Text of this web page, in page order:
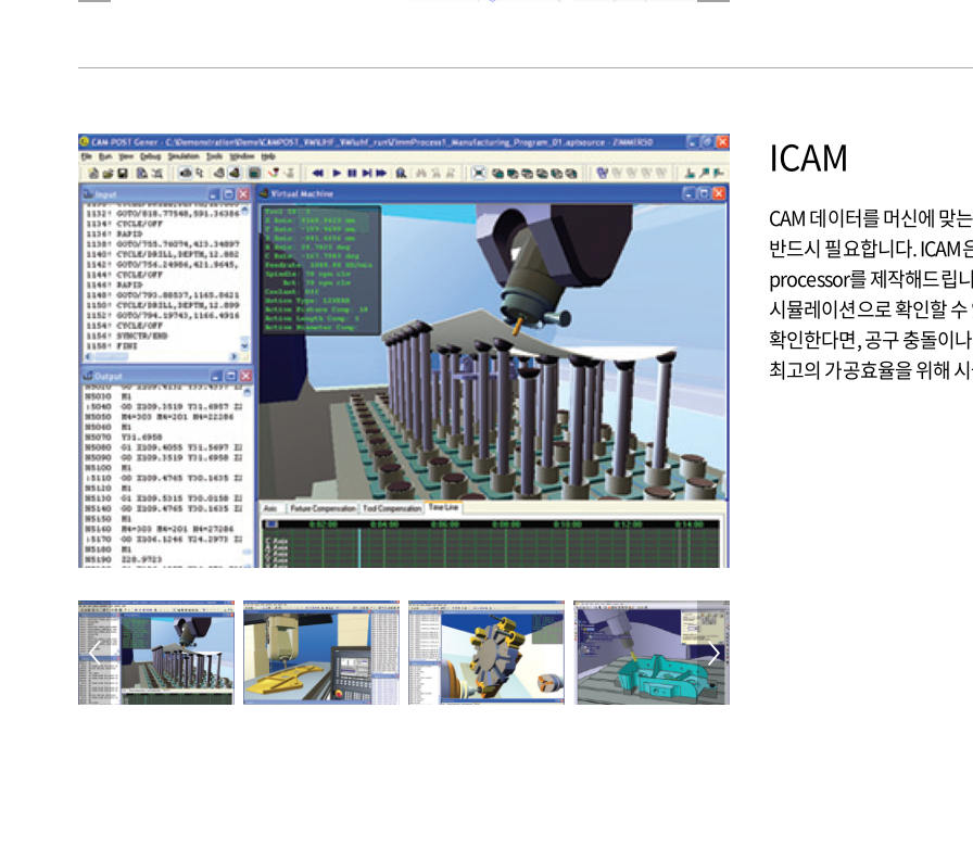
ICAM
CAM 데이터를 머신에 맞
반드시 필요합니다.
processor를 제작해드립
시뮬레이션으로 확인할
확인한다면, 공구 충돌이
최고의 가공효율을 위해